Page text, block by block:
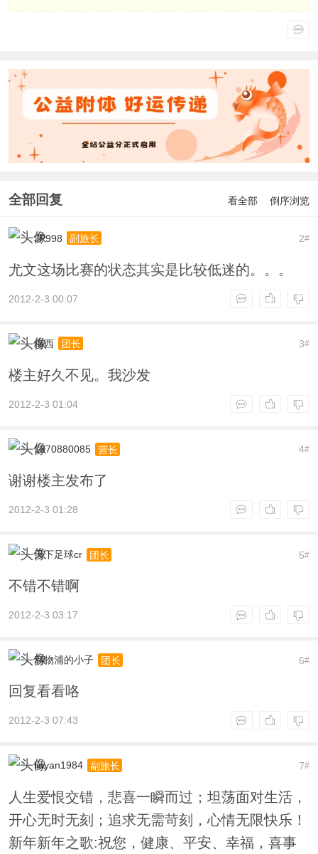
全部回复 看全部 倒序浏览
2#
JP998 副旅长
尤文这场比赛的状态其实是比较低迷的。。。
2012-2-3 00:07
3#
梅西 团长
楼主好久不见。我沙发
2012-2-3 01:04
4#
1370880085 营长
谢谢楼主发布了
2012-2-3 01:28
5#
天下足球cr 团长
不错不错啊
2012-2-3 03:17
6#
利物浦的小子 团长
回复看看咯
2012-2-3 07:43
7#
liuyan1984 副旅长
人生爱恨交错，悲喜一瞬而过；坦荡面对生活，
开心无时无刻；追求无需苛刻，心情无限快乐！
新年新年之歌:祝您，健康、平安、幸福，喜事